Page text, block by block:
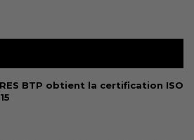
BTP obtient la certification ISO